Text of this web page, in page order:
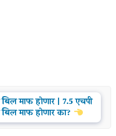
माफ होणार | 7.5 एचपी
माफ होणार का?